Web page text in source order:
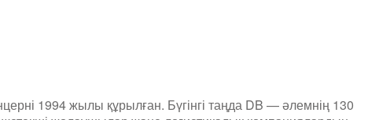
1994 жылы құрылған. Бүгінгі таңда DB — әлемнің 130